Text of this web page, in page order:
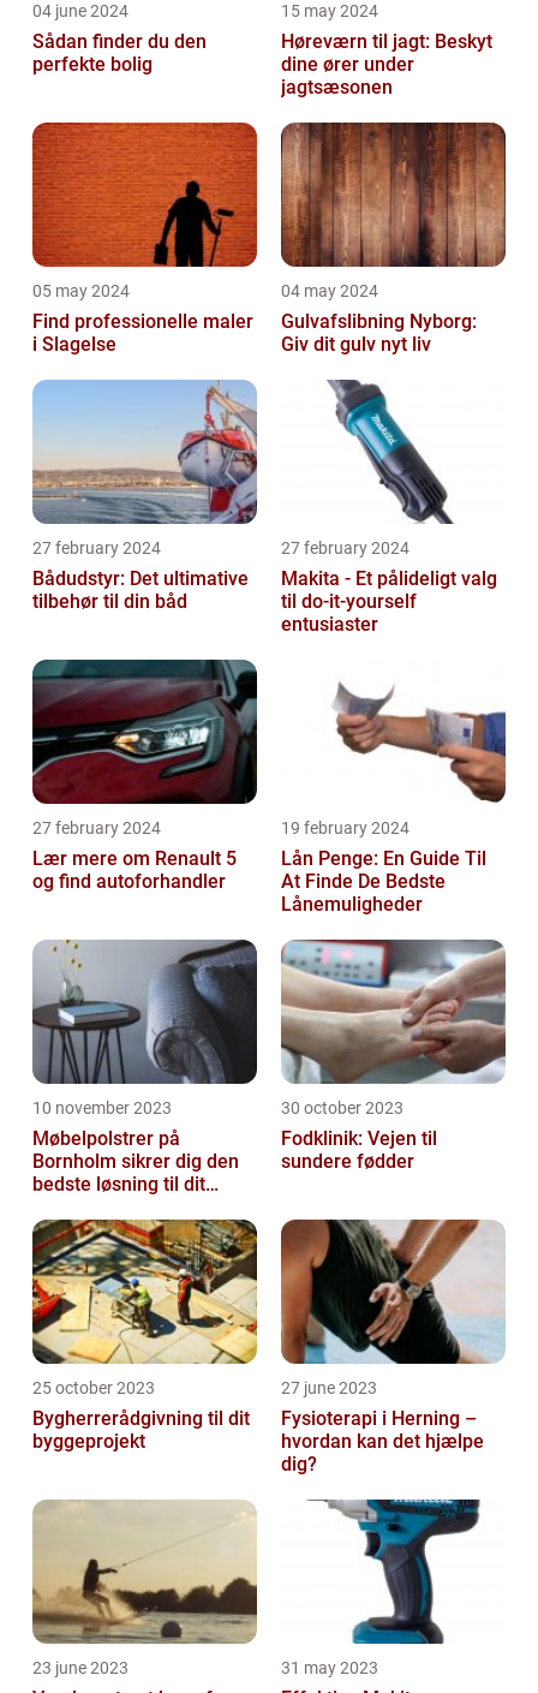
04 june 2024
Sådan finder du den
perfekte bolig
15 may 2024
Høreværn til jagt: Beskyt
dine ører under
jagtsæsonen
05 may 2024
Find professionelle maler
i Slagelse
04 may 2024
Gulvafslibning Nyborg:
Giv dit gulv nyt liv
27 february 2024
Bådudstyr: Det ultimative
tilbehør til din båd
27 february 2024
Makita - Et pålideligt valg
til do-it-yourself
entusiaster
27 february 2024
Lær mere om Renault 5
og find autoforhandler
19 february 2024
Lån Penge: En Guide Til
At Finde De Bedste
Lånemuligheder
10 november 2023
Møbelpolstrer på
Bornholm sikrer dig den
bedste løsning til dit
30 october 2023
Fodklinik: Vejen til
sundere fødder
25 october 2023
Bygherrerådgivning til dit
byggeprojekt
27 june 2023
Fysioterapi i Herning –
hvordan kan det hjælpe
dig?
23 june 2023 31 may 2023